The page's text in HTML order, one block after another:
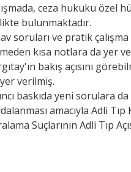
ceza hukuku özel
bulunmaktadır.
soruları ve pratik
kısa notlara da yer
bakış açısını
verilmiş.
baskıda yeni sorulara
amacıyla Adli
Suçlarının Adli Tıp